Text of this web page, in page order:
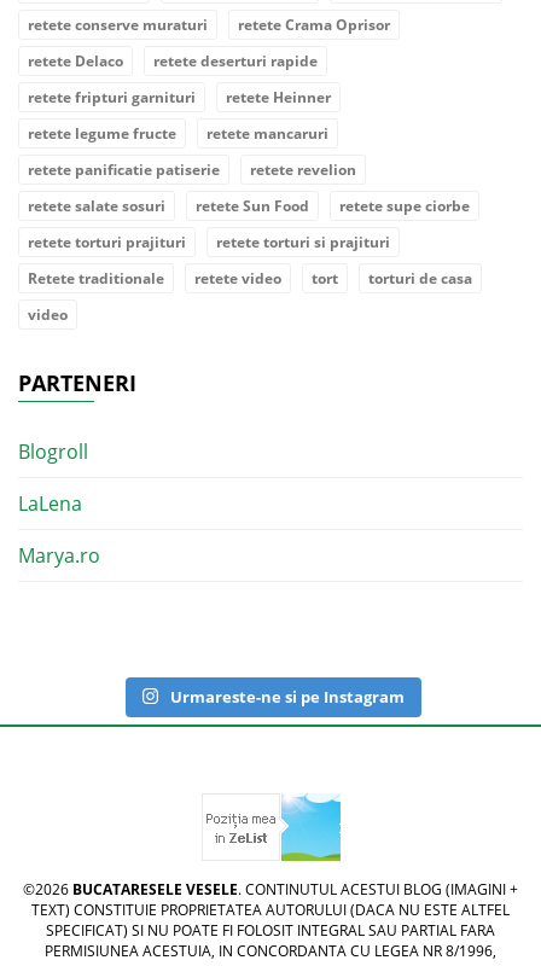
retete conserve muraturi
retete Crama Oprisor
retete Delaco
retete deserturi rapide
retete fripturi garnituri
retete Heinner
retete legume fructe
retete mancaruri
retete panificatie patiserie
retete revelion
retete salate sosuri
retete Sun Food
retete supe ciorbe
retete torturi prajituri
retete torturi si prajituri
Retete traditionale
retete video tort
torturi de casa
video
PARTENERI
Blogroll
LaLena
Marya.ro
Urmareste-ne si pe Instagram
©2026 BUCATARESELE VESELE. CONTINUTUL ACESTUI BLOG (IMAGINI +
TEXT) CONSTITUIE PROPRIETATEA AUTORULUI (DACA NU ESTE ALTFEL
SPECIFICAT) SI NU POATE FI FOLOSIT INTEGRAL SAU PARTIAL FARA
PERMISIUNEA ACESTUIA, IN CONCORDANTA CU LEGEA NR 8/1996,